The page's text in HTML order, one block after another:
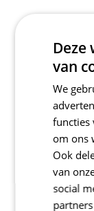
van
We
functies
om ons
Ook
van
social